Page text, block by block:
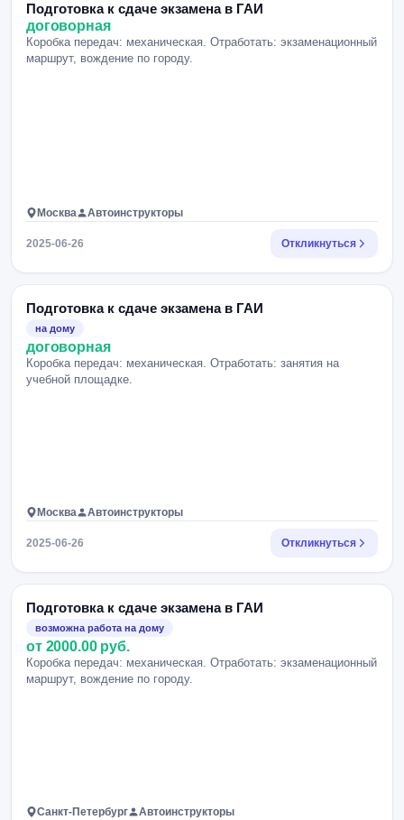
Подготовка к сдаче экзамена в ГАИ
договорная
Коробка передач: механическая. Отработать: экзаменационный
маршрут, вождение по городу.
Москва Автоинструкторы
2025-06-26 Откликнуться
Подготовка к сдаче экзамена в ГАИ
на дому
договорная
Коробка передач: механическая. Отработать: занятия на
учебной площадке.
Москва Автоинструкторы
2025-06-26 Откликнуться
Подготовка к сдаче экзамена в ГАИ
возможна работа на дому
от 2000.00 руб.
Коробка передач: механическая. Отработать: экзаменационный
маршрут, вождение по городу.
Санкт-Петербург Автоинструкторы